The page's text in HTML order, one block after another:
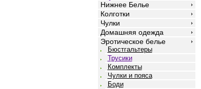
Нижнее Белье
Колготки
Чулки
Домашняя одежда
Эротическое белье
Бюстгальтеры
Трусики
Комплекты
Чулки и пояса
Боди